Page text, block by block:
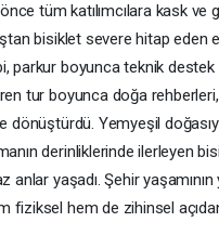
tüm katılımcılara kask ve
bisiklet severe hitap
parkur boyunca teknik destek
tur boyunca doğa
dönüştürdü. Yemyeşil
derinliklerinde ilerleyen
anlar yaşadı. Şehir
fiziksel hem de zihinsel